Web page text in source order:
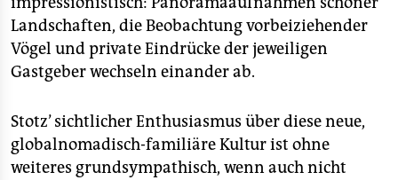
Landschaften, die Beobachtung vorbeiziehender
Vögel und private Eindrücke der jeweiligen
Gastgeber wechseln einander ab.
Stotz’ sichtlicher Enthusiasmus über diese neue,
globalnomadisch-familiäre Kultur ist ohne
weiteres grundsympathisch, wenn auch nicht